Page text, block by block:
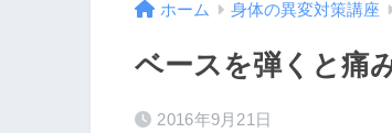
ホーム 身体の異変対策講座
ベースを弾くと痛
2016年9月21日